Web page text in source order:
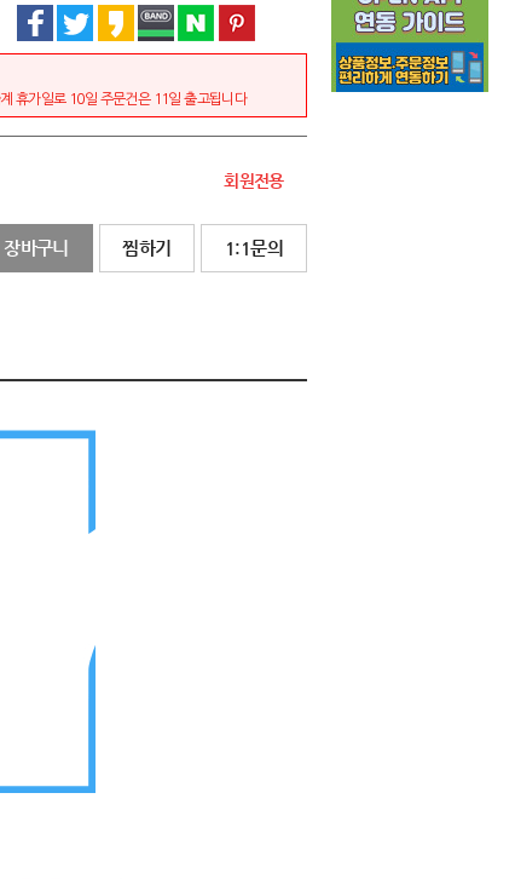
휴가일로 10일 주문건은 11일 출고됩니다
회원전용
장바구니 찜하기 1:1문의